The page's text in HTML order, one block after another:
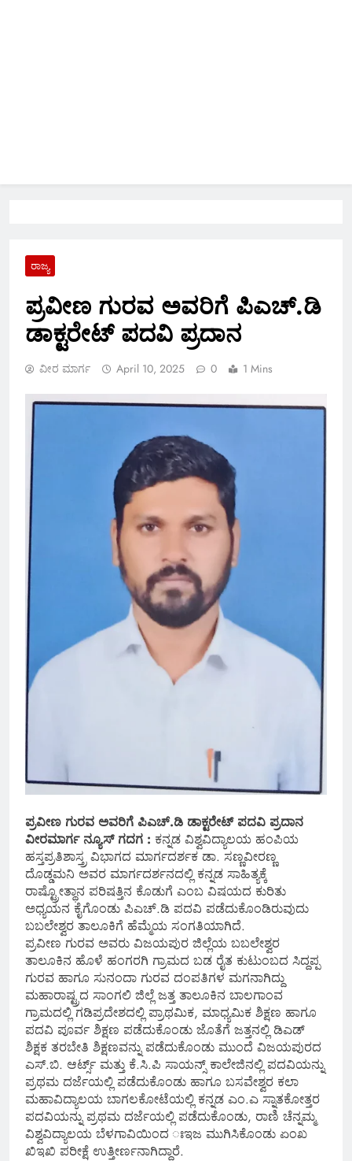
ರಾಜ್ಯ
ಪ್ರವೀಣ ಗುರವ ಅವರಿಗೆ ಪಿಎಚ್.ಡಿ
ಡಾಕ್ಟರೇಟ್ ಪದವಿ ಪ್ರದಾನ
ವೀರ ಮಾರ್ಗ April 10, 2025 0 1 Mins
ಪ್ರವೀಣ ಗುರವ ಅವರಿಗೆ ಪಿಎಚ್.ಡಿ ಡಾಕ್ಟರೇಟ್ ಪದವಿ ಪ್ರದಾನ
ವೀರಮಾರ್ಗ ನ್ಯೂಸ್ ಗದಗ : ಕನ್ನಡ ವಿಶ್ವವಿದ್ಯಾಲಯ ಹಂಪಿಯ
ಹಸ್ತಪ್ರತಿಶಾಸ್ತ್ರ ವಿಭಾಗದ ಮಾರ್ಗದರ್ಶಕ ಡಾ. ಸಣ್ಣವೀರಣ್ಣ
ದೊಡ್ಡಮನಿ ಅವರ ಮಾರ್ಗದರ್ಶನದಲ್ಲಿ ಕನ್ನಡ ಸಾಹಿತ್ಯಕ್ಕೆ
ರಾಷ್ಟ್ರೋತ್ಥಾನ ಪರಿಷತ್ತಿನ ಕೊಡುಗೆ ಎಂಬ ವಿಷಯದ ಕುರಿತು
ಅಧ್ಯಯನ ಕೈಗೊಂಡು ಪಿಎಚ್.ಡಿ ಪದವಿ ಪಡೆದುಕೊಂಡಿರುವುದು
ಬಬಲೇಶ್ವರ ತಾಲೂಕಿಗೆ ಹೆಮ್ಮೆಯ ಸಂಗತಿಯಾಗಿದೆ.
ಪ್ರವೀಣ ಗುರವ ಅವರು ವಿಜಯಪುರ ಜಿಲ್ಲೆಯ ಬಬಲೇಶ್ವರ
ತಾಲೂಕಿನ ಹೊಳೆ ಹಂಗರಗಿ ಗ್ರಾಮದ ಬಡ ರೈತ ಕುಟುಂಬದ ಸಿದ್ದಪ್ಪ
ಗುರವ ಹಾಗೂ ಸುನಂದಾ ಗುರವ ದಂಪತಿಗಳ ಮಗನಾಗಿದ್ದು
ಮಹಾರಾಷ್ಟ್ರದ ಸಾಂಗಲಿ ಜಿಲ್ಲೆ ಜತ್ತ ತಾಲೂಕಿನ ಬಾಲಗಾಂವ
ಗ್ರಾಮದಲ್ಲಿ ಗಡಿಪ್ರದೇಶದಲ್ಲಿ ಪ್ರಾಥಮಿಕ, ಮಾಧ್ಯಮಿಕ ಶಿಕ್ಷಣ ಹಾಗೂ
ಪದವಿ ಪೂರ್ವ ಶಿಕ್ಷಣ ಪಡೆದುಕೊಂಡು ಜೊತೆಗೆ ಜತ್ತನಲ್ಲಿ ಡಿಎಡ್
ಶಿಕ್ಷಕ ತರಬೇತಿ ಶಿಕ್ಷಣವನ್ನು ಪಡೆದುಕೊಂಡು ಮುಂದೆ ವಿಜಯಪುರದ
ಎಸ್.ಬಿ. ಆರ್ಟ್ಸ್ ಮತ್ತು ಕೆ.ಸಿ.ಪಿ ಸಾಯನ್ಸ್ ಕಾಲೇಜಿನಲ್ಲಿ ಪದವಿಯನ್ನು
ಪ್ರಥಮ ದರ್ಜೆಯಲ್ಲಿ ಪಡೆದುಕೊಂಡು ಹಾಗೂ ಬಸವೇಶ್ವರ ಕಲಾ
ಮಹಾವಿದ್ಯಾಲಯ ಬಾಗಲಕೋಟೆಯಲ್ಲಿ ಕನ್ನಡ ಎಂ.ಎ ಸ್ನಾತಕೋತ್ತರ
ಪದವಿಯನ್ನು ಪ್ರಥಮ ದರ್ಜೆಯಲ್ಲಿ ಪಡೆದುಕೊಂಡು, ರಾಣಿ ಚೆನ್ನಮ್ಮ
ವಿಶ್ವವಿದ್ಯಾಲಯ ಬೆಳಗಾವಿಯಿಂದ ಃಇಜ ಮುಗಿಸಿಕೊಂಡು ಏಂಖ
ಖಿಇಖಿ ಪರೀಕ್ಷೆ ಉತ್ತೀರ್ಣನಾಗಿದ್ದಾರೆ.